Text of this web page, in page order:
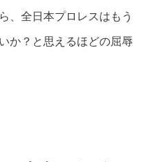
、全日本プロレスはもう
か？と思えるほどの屈辱